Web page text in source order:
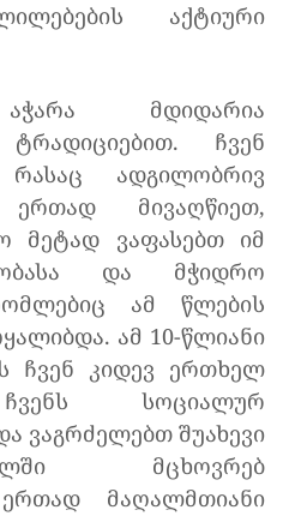
აქტიური
მდიდარია
ჩვენ
ადგილობრივ
ერთად მივაღწიეთ,
მეტად ვაფასებთ იმ
და მჭიდრო
ამ წლების
ამ 10-წლიანი
ჩვენ კიდევ ერთხელ
სოციალურ
ვაგრძელებთ შუახევი
მცხოვრებ
მაღალმთიანი